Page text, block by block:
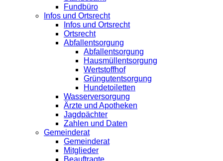
Fundbüro
Infos und Ortsrecht
Infos und Ortsrecht
Ortsrecht
Abfallentsorgung
Abfallentsorgung
Hausmüllentsorgung
Wertstoffhof
Grüngutentsorgung
Hundetoiletten
Wasserversorgung
Ärzte und Apotheken
Jagdpächter
Zahlen und Daten
Gemeinderat
Gemeinderat
Mitglieder
Beauftragte